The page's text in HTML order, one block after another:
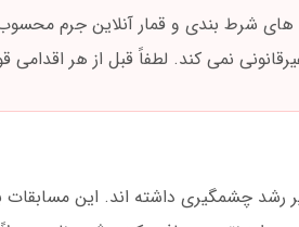
شرط بندی و قمار آنلاین جرم
نمی کند. لطفاً قبل از هر اقدامی
رشد چشمگیری داشته اند. این مسابقات